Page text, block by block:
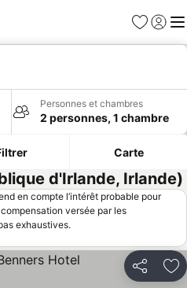
Favoris
Se
Personnes et chambres
2 personnes, 1 chambre
Carte
d'Irlande, Irlande)
en compte l’intérêt probable pour
versée par les
exhaustives.
Partager